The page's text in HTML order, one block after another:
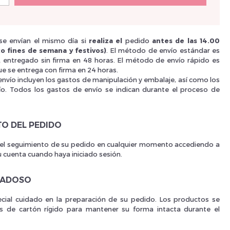
En
envían el mismo día sirealiza el pedido antes de las 14.00
fines de semana y festivos) . El método de envío estándar es
entregado sin firma en 48 horas. El método de envío rápido es
se entrega con firma en 24 horas.
incluyen los gastos de manipulación y embalaje, así como los
Todos los gastos de envío se indican durante el proceso de
DEL PEDIDO
seguimiento de su pedido en cualquier momento accediendo a
cuenta cuando haya iniciado sesión.
cuidado en la preparación de su pedido. Los productos se
de cartón rígido para mantener su forma intacta durante el